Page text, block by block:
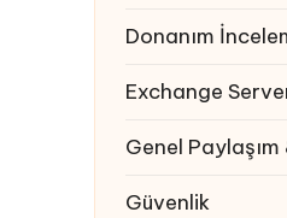
Donanım
Exchange
Genel Paylaşım
Güvenlik